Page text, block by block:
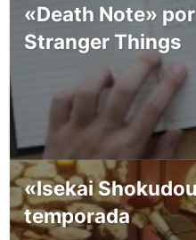
«Death Note»
Stranger Things
«Isekai
temporada